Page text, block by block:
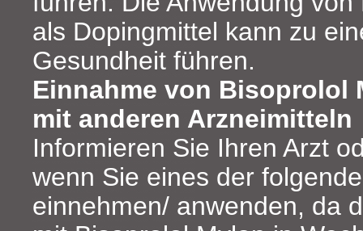
als Dopingmittel kann zu
Gesundheit führen.
Einnahme von Bisoprolol
mit anderen Arzneimitteln
Informieren Sie Ihren Arzt
wenn Sie eines der
einnehmen/ anwenden, da